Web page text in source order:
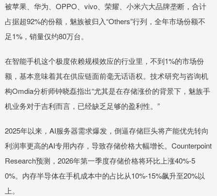
被苹果、华为、OPPO、vivo、荣耀、小米六大品牌垄断，合计
占据超92%的份额，魅族被归入“Others”行列，全年市场份额不
足1%，销量仅约80万台。
在智能手机这个极度依赖规模效应的行业里，不到1%的市场份
额，基本意味着其在供应链面前毫无话语权。技术研究与咨询机
构Omdia分析师钟晓磊指出“尤其是在存储涨价的背景下，魅族手
机业务对于吉利而言，已经缺乏足够的盈利性。”
2025年以来，AI服务器需求爆发，倒逼存储巨头将产能优先转向
利润率更高的AI专用内存，导致存储价格大幅增长。Counterpoint
Research预测，2026年第一季度存储价格将环比上涨40%-5
0%。内存半导体在手机成本中的占比从10%-15%飙升至20%以
上。